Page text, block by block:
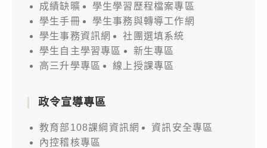
成績缺曠
學生學習歷程檔案專區
學生手冊
學生事務與轉導工作網
學生事務資訊網
社團選填系統
學生自主學習專區
新生專區
高三升學專區
線上授課專區
政令宣導專區
教育部108課綱資訊網
資訊安全專區
內控稽核專區